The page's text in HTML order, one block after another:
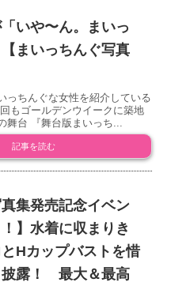
いや〜ん。まいっ
まいっちんぐ写真
っちんぐな女性を紹介している
もゴールデンウイークに築地
舞台 『舞台版まいっち...
記事を読む
真集発売記念イベン
！】水着に収まりき
Hカップバストを惜
披露！ 最大＆最高